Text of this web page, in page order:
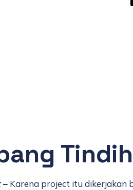
– Karena project itu dikerjakan